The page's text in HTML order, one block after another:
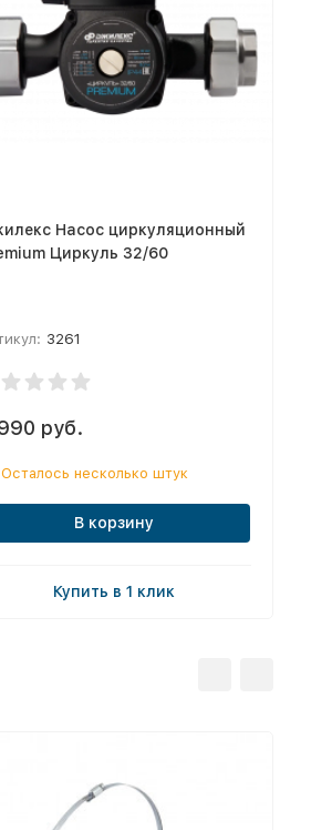
Насос циркуляционный
Циркуль 32/60
3261
руб.
Осталось несколько штук
В корзину
Купить в 1 клик